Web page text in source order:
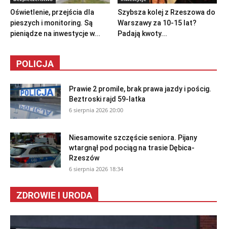
Oświetlenie, przejścia dla
pieszych i monitoring. Są
pieniądze na inwestycje w...
Szybsza kolej z Rzeszowa do
Warszawy za 10-15 lat?
Padają kwoty...
POLICJA
Prawie 2 promile, brak prawa jazdy i pościg.
Beztroski rajd 59-latka
6 sierpnia 2026 20:00
Niesamowite szczęście seniora. Pijany
wtargnął pod pociąg na trasie Dębica-
Rzeszów
6 sierpnia 2026 18:34
ZDROWIE I URODA